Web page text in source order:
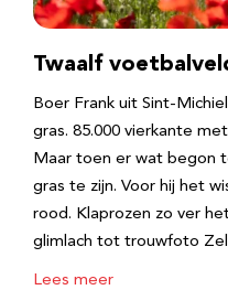
Twaalf
Boer Frank uit Sint-
gras. 85.000 vierkante
Maar toen er wat begon
gras te zijn. Voor hij het
rood. Klaprozen zo ver
glimlach tot trouwfoto
Lees meer